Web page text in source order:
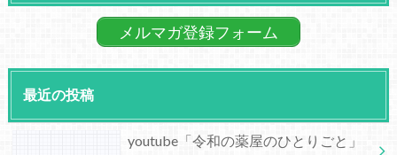
メルマガ登録フォーム
最近の投稿
youtube「令和の薬屋のひとりごと」